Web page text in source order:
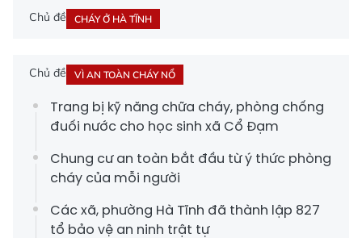
Chủ đề CHÁY Ở HÀ TĨNH
Chủ đề VÌ AN TOÀN CHÁY NỔ
Trang bị kỹ năng chữa cháy, phòng chống
đuối nước cho học sinh xã Cổ Đạm
Chung cư an toàn bắt đầu từ ý thức phòng
cháy của mỗi người
Các xã, phường Hà Tĩnh đã thành lập 827
tổ bảo vệ an ninh trật tự